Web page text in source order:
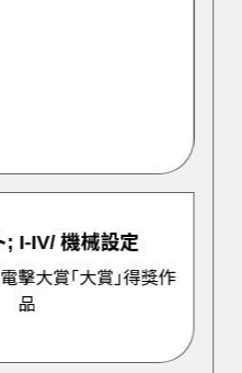
; I-IV/ 機械設定
擊大賞「大賞」得獎作
品